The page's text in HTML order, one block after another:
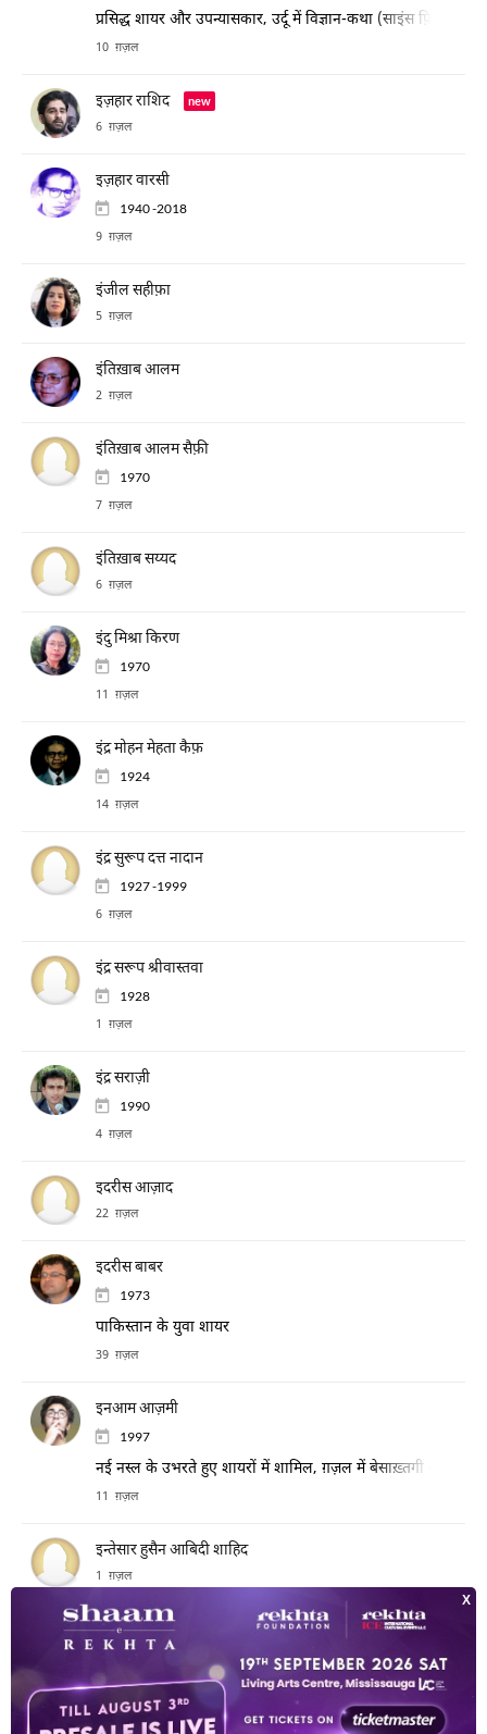
प्रसिद्ध शायर और उपन्यासकार, उर्दू में विज्ञान-कथा (साइंस फ़िक्शन)
10 ग़ज़ल
इज़हार राशिद new
6 ग़ज़ल
इज़हार वारसी
1940 -2018
9 ग़ज़ल
इंजील सहीफ़ा
5 ग़ज़ल
इंतिख़ाब आलम
2 ग़ज़ल
इंतिख़ाब आलम सैफ़ी
1970
7 ग़ज़ल
इंतिख़ाब सय्यद
6 ग़ज़ल
इंदु मिश्रा किरण
1970
11 ग़ज़ल
इंद्र मोहन मेहता कैफ़
1924
14 ग़ज़ल
इंद्र सुरूप दत्त नादान
1927 -1999
6 ग़ज़ल
इंद्र सरूप श्रीवास्तवा
1928
1 ग़ज़ल
इंद्र सराज़ी
1990
4 ग़ज़ल
इदरीस आज़ाद
22 ग़ज़ल
इदरीस बाबर
1973
पाकिस्तान के युवा शायर
39 ग़ज़ल
इनआम आज़मी
1997
नई नस्ल के उभरते हुए शायरों में शामिल, ग़ज़ल में बेसाख़्तगी और
11 ग़ज़ल
इन्तेसार हुसैन आबिदी शाहिद
1 ग़ज़ल
इन्तिज़ार ग़ाज़ीपुरी
इन्तिज़ार नईम